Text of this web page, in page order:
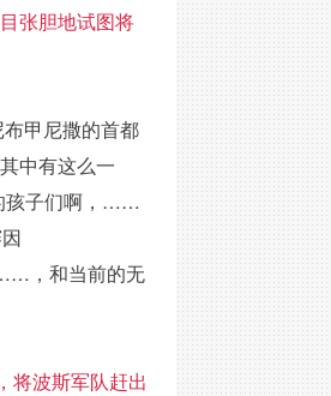
张胆地试图将
甲尼撒的首都
中有这么一
孩子们啊，……
……，和当前的无
将波斯军队赶出